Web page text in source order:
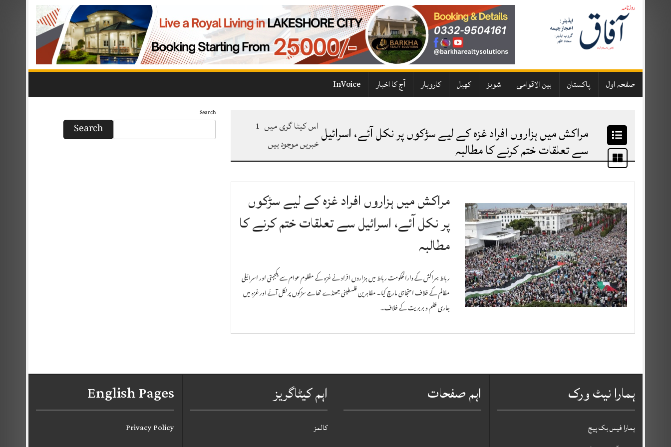
to
content
صفحہ اول پاکستان بین الاقوامی شوبز کھیل کاروبار آج کا اخبار
InVoice
Search
Search مراکش میں ہزاروں افراد غزہ کے لیے سڑکوں پر نکل آئے، اسرائیل
سے تعلقات ختم کرنے کا مطالبہ
اس کیٹا گری میں 1
خبریں موجود ہیں
مراکش میں ہزاروں افراد غزہ کے لیے سڑکوں
پر نکل آئے، اسرائیل سے تعلقات ختم کرنے کا
مطالبہ
رباط :مراکش کے دارالحکومت رباط میں ہزاروں افراد نے غزہ کے مظلوم عوام سے یکجہتی اور اسرائیلی
مظالم کے خلاف احتجاجی مارچ کیا۔ مظاہرین فلسطینی جھنڈے تھامے سڑکوں پر نکل آئے اور غزہ میں
جاری ظلم و بربریت کے خلاف…
English Pages
Privacy Policy
اہم کیٹاگریز
کالمز
اہم صفحات ہمارا نیٹ ورک
ہمارا فیس بک پیج